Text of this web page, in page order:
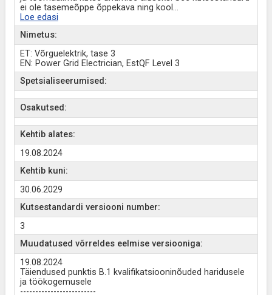
ei ole tasemeõppe õppekava ning kool ...
Loe edasi
Nimetus:
ET: Võrguelektrik, tase 3
EN: Power Grid Electrician, EstQF Level 3
Spetsialiseerumised:
Osakutsed:
Kehtib alates:
19.08.2024
Kehtib kuni:
30.06.2029
Kutsestandardi versiooni number:
3
Muudatused võrreldes eelmise versiooniga:
19.08.2024
Täiendused punktis B.1 kvalifikatsiooninõuded haridusele
ja töökogemusele
-------------------------